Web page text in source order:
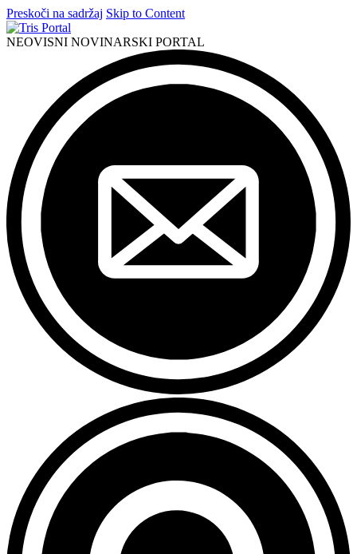
Preskoči na sadržaj Skip to Content
NEOVISNI NOVINARSKI PORTAL